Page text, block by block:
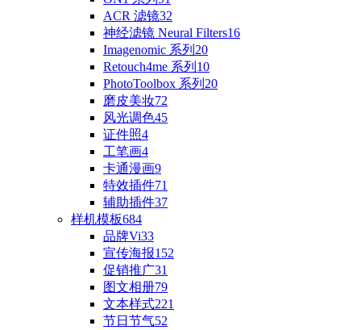
ACR 滤镜32
神经滤镜 Neural Filters16
Imagenomic 系列 20
Retouch4me 系列 10
PhotoToolbox 系列 20
磨皮美妆72
风光调色45
证件照4
工笔画4
卡通漫画9
特效插件71
辅助插件37
样机模板684
品牌Vi33
宣传海报152
促销推广31
图文相册79
文本样式221
节日节气52